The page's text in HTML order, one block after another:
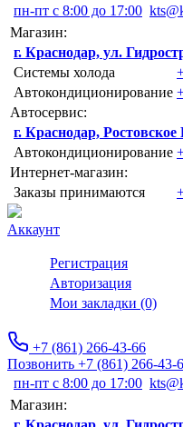
пн-пт с 8:00 до 17:00
Магазин:
г. Краснодар, ул.
Системы холода
Автокондиционирование
Автосервис:
г. Краснодар,
Автокондиционирование
Интернет-магазин:
Заказы принимаются
Аккаунт
Регистрация
Авторизация
Мои закладки (0)
+7 (861) 266-43-66
Позвонить +7 (861) 266-43-
пн-пт с 8:00 до 17:00
Магазин: